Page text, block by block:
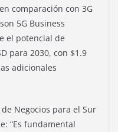
comparación con 3G
5G Business
el potencial de
para 2030, con $1.9
adicionales
Negocios para el Sur
“Es fundamental